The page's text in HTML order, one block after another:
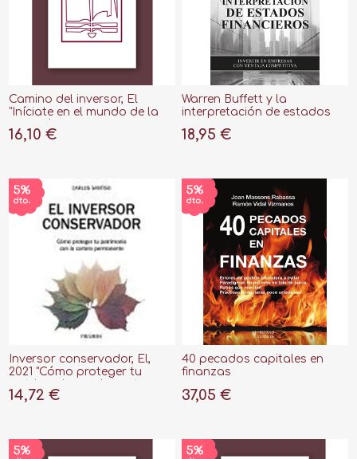
Camino del inversor, El
"Iníciate en el mundo de la
estrategias de los gr"
16,10 €
Warren Buffett y la
interpretación de estados
empresas con ventaja
18,95 €
Inversor conservador, El,
2021 "Cómo proteger tu
permanente"
14,72 €
40 pecados capitales en
finanzas
37,05 €